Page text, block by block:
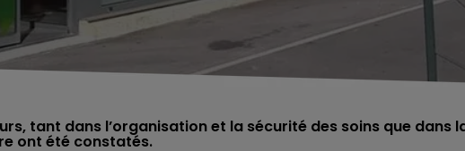
tant dans l’organisation et la sécurité des soins que dans
ont été constatés.